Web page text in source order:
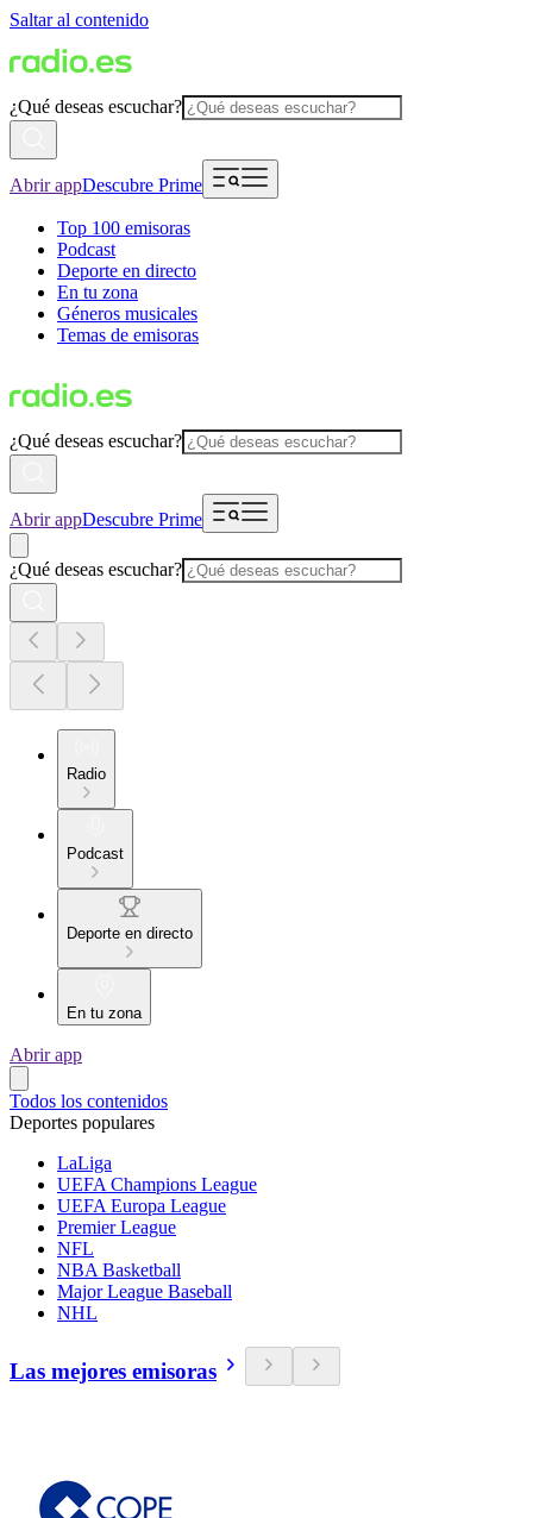
Saltar al contenido
¿Qué deseas escuchar?
Abrir appDescubre Prime
Top 100 emisoras
Podcast
Deporte en directo
En tu zona
Géneros musicales
Temas de emisoras
¿Qué deseas escuchar?
Abrir appDescubre Prime
¿Qué deseas escuchar?
Radio
Podcast
Deporte en directo
En tu zona
Abrir app
Todos los contenidos
Deportes populares
LaLiga
UEFA Champions League
UEFA Europa League
Premier League
NFL
NBA Basketball
Major League Baseball
NHL
Las mejores emisoras